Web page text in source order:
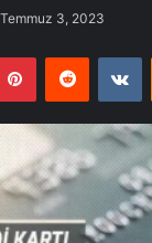
Temmuz 3, 2023
PinterestReddit